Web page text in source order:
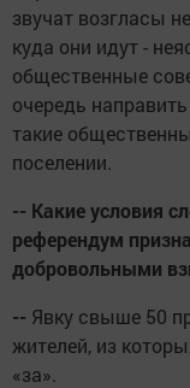
звучат возгласы
куда они идут -
общественные
очередь
такие
поселении.
-- Какие условия
референдум
добровольными
-- Явку свыше 50
жителей, из
«за».